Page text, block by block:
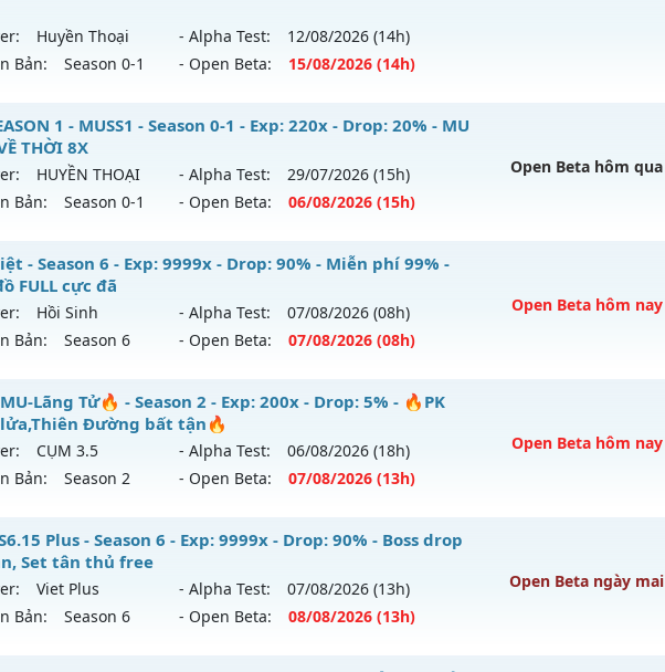
CheatGuard
ra tháng 08 2026 - Mở máy chủ https://facebook.com/muhoalong
06/08/2626
Non Reset
Mu Nguyên bản Webzen
XShield
Huyền Thoại - Alpha Test: 12/08/2026 (14h)
Bản:
Season 0-1 - Open Beta: 15/08/2026 (14h)
Hà Nội - Ổn Định , Lâu Dài
mới ra tháng 08 2026 - Mở máy chủHuyền Thoại
vào 14h ngày 15/08/2626
100x - Drop: 10%
loại: Mu Nguyên bản Webzen
ICM
1 - MUSS1 - Season 0-1 - Exp: 220x - Drop: 20% - MU
THỜI 8X
HUYỀN THOẠI - Alpha Test: 29/07/2026 (15h)
Bản:
Season 0-1 - Open Beta: 06/08/2026 (15h)
Open Beta hôm qua
1 - MUSS1 - MU TRỞ VỀ THỜI 8X
mới ra tháng 08 2026 - Mở máy chủHUYỀN THOẠI
vào 15h ngày 06/08/2626
220x - Drop: 20%
loại: Mu Nguyên bản Webzen
IGMU.DEV
- Season 6 - Exp: 9999x - Drop: 90% - Miễn phí 99% -
FULL cực đã
Hồi Sinh - Alpha Test: 07/08/2026 (08h)
Bản:
Season 6 - Open Beta: 07/08/2026 (08h)
Open Beta hôm nay
Việt - Miễn phí 99% - Cày đồ FULL cực đã
mới ra tháng 08 2026 - Mở máy chủHồi Sinhvào 08h ngày 07/08/2626
9999x - Drop: 90%
loại: Mu Nguyên bản Webzen
ICMPROTECT ✅ 🔴 ✨ ⚡️
Lãng Tử🔥 - Season 2 - Exp: 200x - Drop: 5% - 🔥PK
Đường bất tận🔥
CỤM 3.5 - Alpha Test: 06/08/2026 (18h)
Bản:
Season 2 - Open Beta: 07/08/2026 (13h)
Open Beta hôm nay
Lãng Tử🔥 - 🔥PK máu lửa,Thiên Đường bất tận🔥
mới ra tháng 08 2026 - Mở máy chủCỤM 3.5vào 13h ngày 07/08/2626
200x - Drop: 5%
Plus - Season 6 - Exp: 9999x - Drop: 90% - Boss drop
Set tân thủ free
Viet Plus - Alpha Test: 07/08/2026 (13h)
Bản:
Season 6 - Open Beta: 08/08/2026 (13h)
Open Beta ngày mai